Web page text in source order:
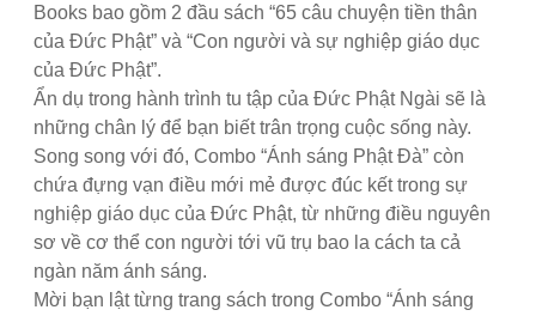
Books bao gồm 2 đầu sách “65 câu chuyện tiền thân
của Đức Phật” và “Con người và sự nghiệp giáo dục
của Đức Phật”.
Ẩn dụ trong hành trình tu tập của Đức Phật Ngài sẽ là
những chân lý để bạn biết trân trọng cuộc sống này.
Song song với đó, Combo “Ánh sáng Phật Đà” còn
chứa đựng vạn điều mới mẻ được đúc kết trong sự
nghiệp giáo dục của Đức Phật, từ những điều nguyên
sơ về cơ thể con người tới vũ trụ bao la cách ta cả
ngàn năm ánh sáng.
Mời bạn lật từng trang sách trong Combo “Ánh sáng